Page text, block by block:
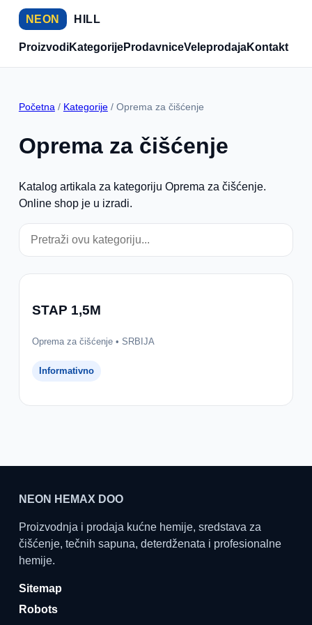
NEON HILL
ProizvodiKategorijeProdavniceVeleprodajaKontakt
Početna / Kategorije/ Oprema za čišćenje
Oprema za čišćenje
Katalog artikala za kategoriju Oprema za čišćenje.
Online shop je u izradi.
STAP 1,5M
Oprema za čišćenje • SRBIJA
Informativno
NEON HEMAX DOO
Proizvodnja i prodaja kućne hemije, sredstava za
čišćenje, tečnih sapuna, deterdženata i profesionalne
hemije.
Sitemap
Robots